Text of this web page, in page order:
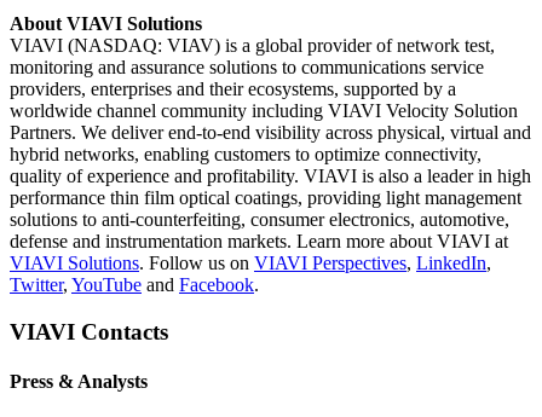
About VIAVI Solutions
VIAVI (NASDAQ: VIAV) is a global provider of network test,
monitoring and assurance solutions to communications service
providers, enterprises and their ecosystems, supported by a
worldwide channel community including VIAVI Velocity Solution
Partners. We deliver end-to-end visibility across physical, virtual and
hybrid networks, enabling customers to optimize connectivity,
quality of experience and profitability. VIAVI is also a leader in high
performance thin film optical coatings, providing light management
solutions to anti-counterfeiting, consumer electronics, automotive,
defense and instrumentation markets. Learn more about VIAVI at
VIAVI Solutions. Follow us on VIAVI Perspectives, LinkedIn,
Twitter, YouTube and Facebook.
VIAVI Contacts
Press & Analysts